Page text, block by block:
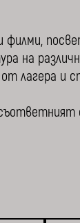
на
лагера и